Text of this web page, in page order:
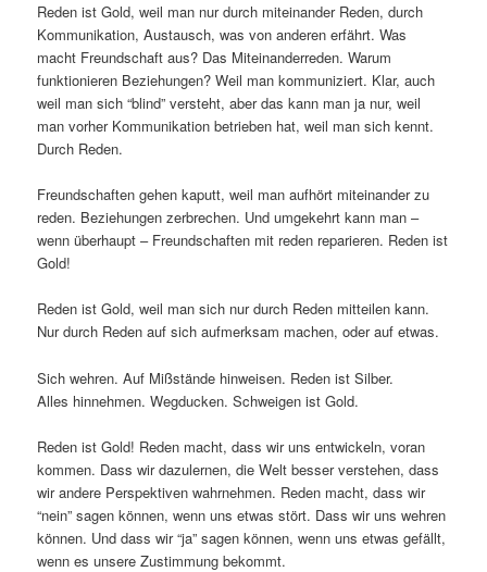
Reden ist Gold, weil man nur durch miteinander Reden, durch
Kommunikation, Austausch, was von anderen erfährt. Was
macht Freundschaft aus? Das Miteinanderreden. Warum
funktionieren Beziehungen? Weil man kommuniziert. Klar, auch
weil man sich “blind” versteht, aber das kann man ja nur, weil
man vorher Kommunikation betrieben hat, weil man sich kennt.
Durch Reden.
Freundschaften gehen kaputt, weil man aufhört miteinander zu
reden. Beziehungen zerbrechen. Und umgekehrt kann man –
wenn überhaupt – Freundschaften mit reden reparieren. Reden ist
Gold!
Reden ist Gold, weil man sich nur durch Reden mitteilen kann.
Nur durch Reden auf sich aufmerksam machen, oder auf etwas.
Sich wehren. Auf Mißstände hinweisen. Reden ist Silber.
Alles hinnehmen. Wegducken. Schweigen ist Gold.
Reden ist Gold! Reden macht, dass wir uns entwickeln, voran
kommen. Dass wir dazulernen, die Welt besser verstehen, dass
wir andere Perspektiven wahrnehmen. Reden macht, dass wir
“nein” sagen können, wenn uns etwas stört. Dass wir uns wehren
können. Und dass wir “ja” sagen können, wenn uns etwas gefällt,
wenn es unsere Zustimmung bekommt.